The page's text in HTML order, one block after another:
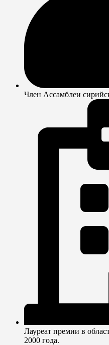
Член Ассамблеи
Лауреат премии в
2000 года.